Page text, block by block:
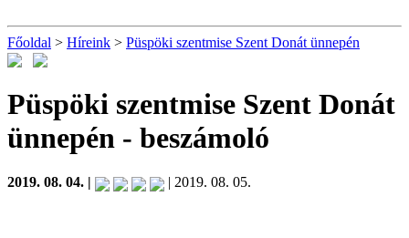
Főoldal > Híreink > Püspöki szentmise Szent Donát ünnepén
Püspöki szentmise Szent Donát
ünnepén - beszámoló
2019. 08. 04. | | 2019. 08. 05.